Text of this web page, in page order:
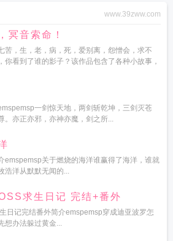
www.39zww.com
冥音索命！
苦，生，老，病，死，爱别离，怨憎会，求不
你看到了谁的影子？该作品包含了各种小故事，
一剑惊天地，两剑斩乾坤，三剑灭苍
。亦正亦邪，亦神亦魔，剑之所...
emspemsp关于燃烧的海洋谁赢得了海洋，谁就
浩洋从默默无闻的...
求生日记 完结+番外
日记完结番外简介emspemsp穿成迪亚波罗怎
想办法躲过黄金...